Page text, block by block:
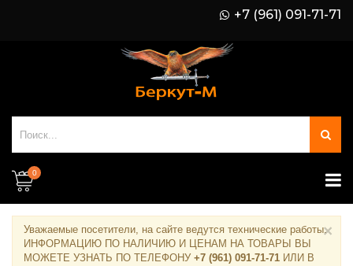
+7 (961) 091-71-71
0
Уважаемые посетители, на сайте ведутся технические работы.
ИНФОРМАЦИЮ ПО НАЛИЧИЮ И ЦЕНАМ НА ТОВАРЫ ВЫ
МОЖЕТЕ УЗНАТЬ ПО ТЕЛЕФОНУ +7 (961) 091-71-71 ИЛИ В
×